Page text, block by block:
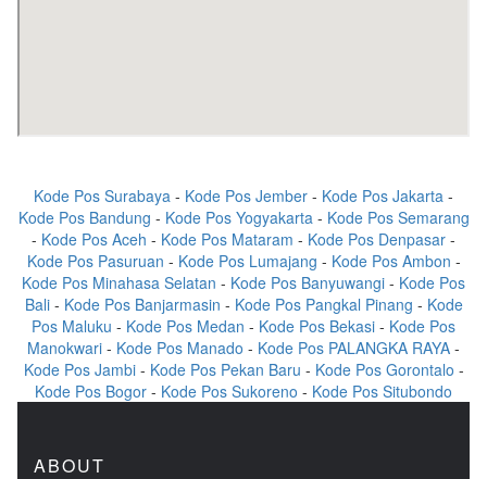
Kode Pos Surabaya - Kode Pos Jember - Kode Pos Jakarta -
Kode Pos Bandung - Kode Pos Yogyakarta- Kode Pos Semarang
- Kode Pos Aceh - Kode Pos Mataram - Kode Pos Denpasar -
Kode Pos Pasuruan - Kode Pos Lumajang - Kode Pos Ambon -
Kode Pos Minahasa Selatan - Kode Pos Banyuwangi - Kode Pos
Bali- Kode Pos Banjarmasin - Kode Pos Pangkal Pinang - Kode
Pos Maluku - Kode Pos Medan - Kode Pos Bekasi - Kode Pos
Manokwari - Kode Pos Manado - Kode Pos PALANGKA RAYA -
Kode Pos Jambi- Kode Pos Pekan Baru - Kode Pos Gorontalo -
Kode Pos Bogor - Kode Pos Sukoreno - Kode Pos Situbondo
ABOUT